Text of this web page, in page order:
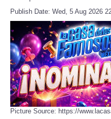
Publish Date: Wed, 5 Aug 2026
Picture Source: https://